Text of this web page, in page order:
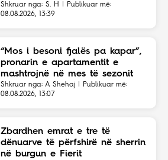
Shkruar nga: S. H | Publikuar më:
08.08.2026, 13:39
“Mos i besoni fjalës pa kapar”,
pronarin e apartamentit e
mashtrojnë në mes të sezonit
Shkruar nga: A Shehaj | Publikuar më:
08.08.2026, 13:07
Zbardhen emrat e tre të
dënuarve të përfshirë në sherrin
në burgun e Fierit